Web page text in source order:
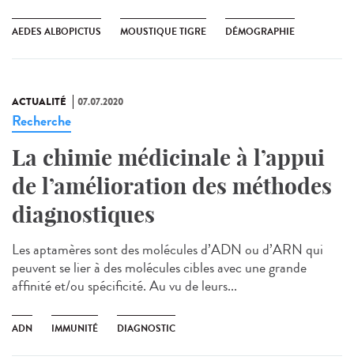
AEDES ALBOPICTUS MOUSTIQUE TIGRE DÉMOGRAPHIE
ACTUALITÉ 07.07.2020
Recherche
La chimie médicinale à l’appui
de l’amélioration des méthodes
diagnostiques
Les aptamères sont des molécules d’ADN ou d’ARN qui
peuvent se lier à des molécules cibles avec une grande
affinité et/ou spécificité. Au vu de leurs...
ADN IMMUNITÉ DIAGNOSTIC